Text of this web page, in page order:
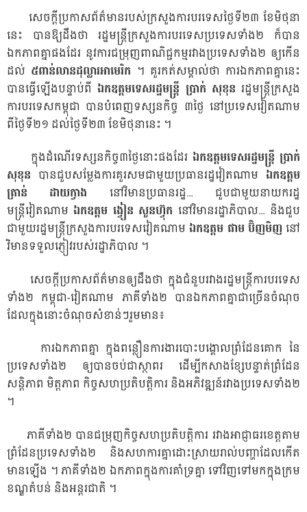
សេចក្តីប្រកាសព័ត៌មានរបស់ក្រសួងការបរទេសថ្ងៃទី២៣ ខែមិថុនា
នេះ បានឱ្យដឹងថា រដ្ឋមន្ត្រីក្រសួងការបរទេសប្រទេសទាំង២ ក៏បាន
ឯកភាពគ្នាផងដែរ នូវការជម្រុញពាណិជ្ជកម្មរវាងប្រទេសទាំង២ ឲ្យកើន
ដល់ ៥ពាន់លានដុល្លារអាមេរិក ។ គួរកត់សម្គាល់ថា ការឯកភាពគ្នានេះ
បានធ្វើឡើងបន្ទាប់ពីឯកឧត្តមទេសរដ្ឋមន្ត្រី ប្រាក់ សុខុន រដ្ឋមន្ត្រីក្រសួង
ការបរទេសកម្ពុជា បានបំពេញទស្សនកិច្ច ៣ថ្ងៃ នៅប្រទេសវៀតណាម
ពីថ្ងៃទី២១ ដល់ថ្ងៃទី២៣ ខែមិថុនានេះ ។
ក្នុងដំណើរទស្សនកិច្ច៣ថ្ងៃនោះផងដែរ ឯកឧត្តមទេសរដ្ឋមន្រ្តី ប្រាក់
សុខុន បានជួបសម្លែងការគួរសមជាមួយប្រធានរដ្ឋវៀតណាម ឯកឧត្តម
ត្រាន់ ដាយក្វាង នៅវិមានប្រធានរដ្ឋ… ជួបជាមួយនាយករដ្ឋ
មន្ត្រីវៀតណាមឯកឧត្តម ង្វៀន សួនហ៊្វុក នៅវិមានរដ្ឋាភិបាល… និងជួប
ជាមួយរដ្ឋមន្ត្រីក្រសួងការបរទេសវៀតណាមឯកឧត្តម ផាម ប៊ិញមិញ នៅ
វិមានទទួលភ្ញៀវរបស់រដ្ឋាភិបាល ។
សេចក្តីប្រកាសព័ត៌មានឲ្យដឹងថា ក្នុងជំនួបរវាងរដ្ឋមន្រ្តីការបរទេស
ទាំង២ កម្ពុជា-វៀតណាម ភាគីទាំង២ បានឯកភាពគ្នាជាច្រើនចំណុច
ដែលក្នុងនោះចំណុចសំខាន់ៗរួមមាន៖
ការឯកភាពគ្នា ក្នុងពន្លឿនការងារបោះបង្គោលព្រំដែនគោក នៃ
ប្រទេសទាំង២ ឲ្យបានចប់ជាស្ថាពរ ដើម្បីកសាងខ្សែបន្ទាត់ព្រំដែន
សន្តិភាព មិត្តភាព កិច្ចសហប្រតិបត្តិការ និងអភិវឌ្ឍន៍រវាងប្រទេសទាំង២
។
ភាគីទាំង២ បានជម្រុញកិច្ចសហប្រតិបត្តិការ រវាងអាជ្ញាធរខេត្តតាម
ព្រំដែនប្រទេសទាំង២ និងសហការគ្នាដោះស្រាយរាល់បញ្ហាដែលកើត
មានឡើង ។ ភាគីទាំង២ ឯកភាពក្នុងការគាំទ្រគ្នា ទៅវិញទៅមកក្នុងក្រម
ខណ្ឌតំបន់ និងអន្តរជាតិ ។